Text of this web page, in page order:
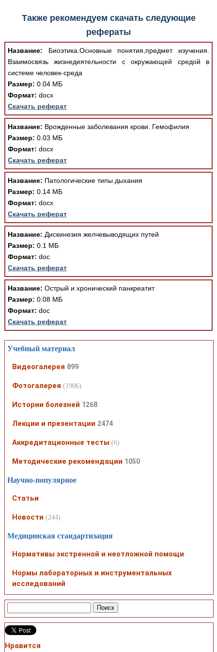
Также рекомендуем скачать следующие
рефераты
Название: Биоэтика.Основные понятия,предмет изучения.
Взаимосвязь жизнедеятельности с окружающей средой в
системе человек-среда
Размер: 0.04 МБ
Формат: docx
Скачать реферат
Название: Врожденные заболевания крови. Гемофилия
Размер: 0.03 МБ
Формат: docx
Скачать реферат
Название: Патологические типы дыхания
Размер: 0.14 МБ
Формат: docx
Скачать реферат
Название: Дискинезия желчевыводящих путей
Размер: 0.1 МБ
Формат: doc
Скачать реферат
Название: Острый и хронический панкреатит
Размер: 0.08 МБ
Формат: doc
Скачать реферат
Учебный материал
Видеогалерея 899
Фотогалерея (1906)
Истории болезней 1268
Лекции и презентации 2474
Аккредитационные тесты (6)
Методические рекомендации 1050
Научно-популярное
Статьи
Новости (244)
Медицинская стандартизация
Нормативы экстренной и неотложной помощи
Нормы лабораторных и инструментальных
исследований
Нравится